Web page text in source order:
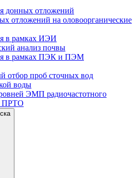
донных отложений
отложений на оловоорганические
в рамках ИЭИ
анализ почвы
в рамках ПЭК и ПЭМ
отбор проб сточных вод
воды
ЭМП радиочастотного
ПРТО